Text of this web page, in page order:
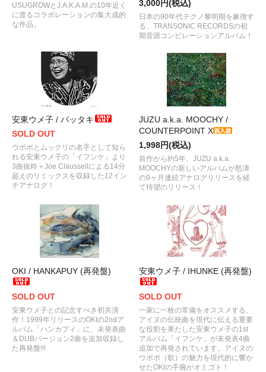
USUGROWとJ.A.K.A.M.の10年近く
に渡るコラボレーションの集大成的
な作品。
3,000円(税込)
日本の90年代テクノ黎明期を象徴す
る、TRANSONIC RECORDSの初
期音源コンピレーションアルバム！
安東ウメ子 / バッタキ
SOLD OUT
ウポポとムックリの名手として知ら
れる安東ウメ子の「イフンケ」より
3曲抜粋＋Joe Claussellによる14分
超えのリミックスを収録した12イン
チアナログ！
JUZU a.k.a. MOOCHY /
COUNTERPOINT X
1,998円(税込)
前作から約5年、JUZU a.k.a.
MOOCHYの新しいアルバムが怒濤
の9ヶ月連続アナログリリースを経
て待望のリリース！
OKI / HANKAPUY (再発盤)
SOLD OUT
安東ウメ子との記念すべき初共演
作！1999年リリースのOKIの2ndア
ルバム「ハンカプィ」に、未発表曲
＆DUBバージョン2曲を追加収録し
た再発盤!!!
安東ウメ子 / IHUNKE (再発盤)
SOLD OUT
一家に一枚の常備をオススメする、
アイヌの伝統曲を現代に伝える重要
な役割を果たした安東ウメ子の1st
アルバム「イフンケ」が未発表4曲
追加で再発されています。アイヌの
ウポポ（歌）の魅力を現代的に響か
せたOKIの手腕がオミゴト！